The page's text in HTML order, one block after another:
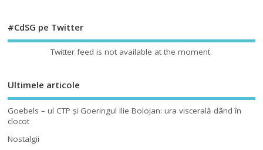
#CdSG pe Twitter
Twitter feed is not available at the moment.
Ultimele articole
Goebels – ul CTP şi Goeringul Ilie Bolojan: ura viscerală dând în
clocot
Nostalgii